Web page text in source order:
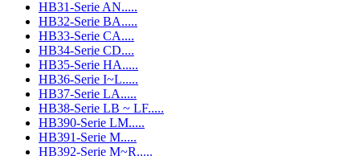
HB31-Serie AN.....
HB32-Serie BA.....
HB33-Serie CA....
HB34-Serie CD....
HB35-Serie HA.....
HB36-Serie I~L.....
HB37-Serie LA.....
HB38-Serie LB ~ LF.....
HB390-Serie LM.....
HB391-Serie M.....
HB392-Serie M~R.....